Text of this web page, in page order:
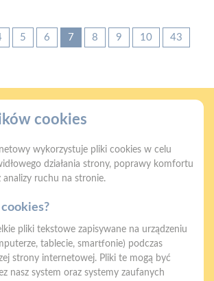
5 6 7 8 9 10
43
Zakupy w systemie
Zakupy
cookies
wykorzystuje pliki cookies w celu
działania strony, poprawy komfortu
analizy ruchu na stronie.
pliki tekstowe zapisywane na urządzeniu
tablecie, smartfonie) podczas
strony internetowej. Pliki te mogą być
nasz system oraz systemy zaufanych